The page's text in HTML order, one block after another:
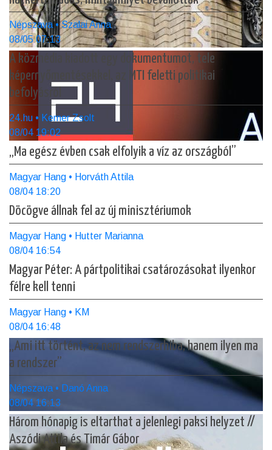
Népszava • Szalai Anna
08/05 07:13
A közmédia kiadott egy dokumentumot, tele
képernyőmentésekkel, az MTI feletti politikai
befolyásról
24.hu • Kerner Zsolt
08/04 19:02
„Ma egész évben csak elfolyik a víz az országból”
Magyar Hang • Horváth Attila
08/04 18:20
Döcögve állnak fel az új minisztériumok
Magyar Hang • Hutter Marianna
08/04 16:54
Magyar Péter: A pártpolitikai csatározásokat ilyenkor
félre kell tenni
Magyar Hang • KM
08/04 16:48
„Ami itt történt, az nem rendszerhiba, hanem ilyen ma
a rendszer”
Népszava • Danó Anna
08/04 16:13
Három hónapig is eltarthat a jelenlegi paksi helyzet //
Aszódi Attila és Timár Gábor